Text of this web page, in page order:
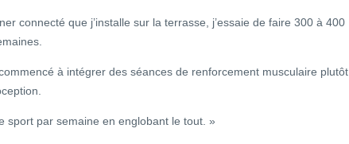
connecté que j’installe sur la terrasse, j’essaie de faire 300 à 400
à intégrer des séances de renforcement musculaire plutôt
sport par semaine en englobant le tout. »